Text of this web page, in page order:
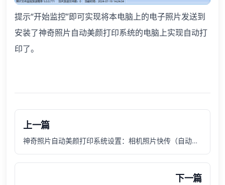
提示“开始监控”即可实现将本电脑上的电子照片发送到
安装了神奇照片自动美颜打印系统的电脑上实现自动打
印了。
上一篇
神奇照片自动美颜打印系统设置：相机照片快传（自动发送相机中的电子照片到电脑）
下一篇